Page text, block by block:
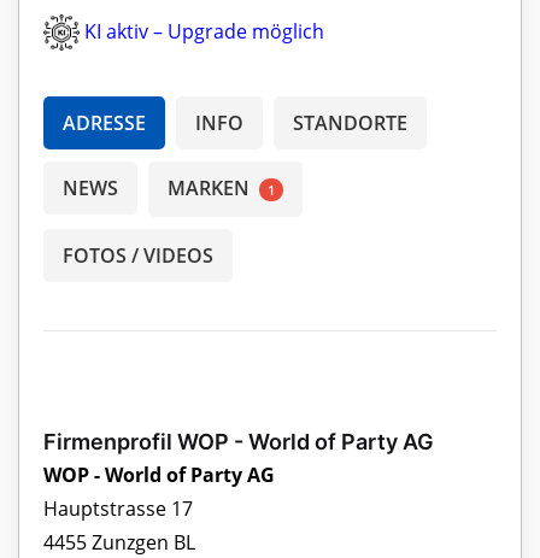
KI aktiv – Upgrade möglich
ADRESSE INFO STANDORTE
NEWS MARKEN 1
FOTOS / VIDEOS
Firmenprofil WOP - World of Party AG
WOP - World of Party AG
Hauptstrasse 17
4455 Zunzgen BL